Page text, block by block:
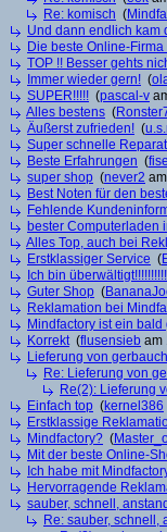
Re: komisch (
Und dann endlich kam
Die beste Online-Firma
TOP !! Besser gehts
Immer wieder gern! (
SUPER!!!!! (pascal-v
Alles bestens (
Äußerst zufrieden! (
Super schnelle
Beste Erfahrungen (
super shop (never2
Best Noten für den
Fehlende
bester Computerladen
Alles Top, auch bei
Erstklassiger Service (
Ich bin
Guter Shop (
Reklamation bei
Mindfactory ist ein
Korrekt(flusensieb am
Lieferung von
Re: Lieferung von
Re(2): Lieferung
Einfach top (kernel386
Erstklassige
Mindfactory? (
Mit der beste Online-
Ich habe mit
Hervorragende
sauber, schnell,
Re: sauber, schnell,